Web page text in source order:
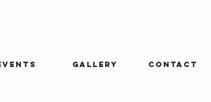
GALLERY CONTACT